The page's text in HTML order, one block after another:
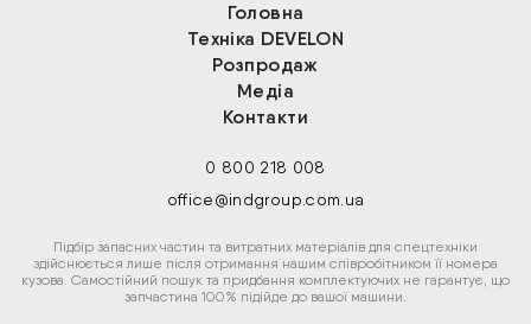
Головна
Техніка DEVELON
Розпродаж
Медіа
Контакти
0 800 218 008
office@indgroup.com.ua
Підбір запасних частин та витратних матеріалів для спецтехніки
здійснюється лише після отримання нашим співробітником її номера
кузова. Самостійний пошук та придбання комплектуючих не гарантує, що
запчастина 100% підійде до вашої машини.